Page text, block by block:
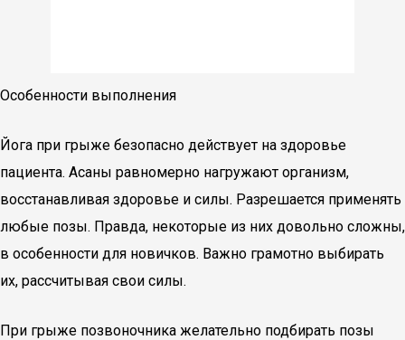
Особенности выполнения
Йога при грыже безопасно действует на здоровье
пациента. Асаны равномерно нагружают организм,
восстанавливая здоровье и силы. Разрешается применять
любые позы. Правда, некоторые из них довольно сложны,
в особенности для новичков. Важно грамотно выбирать
их, рассчитывая свои силы.
При грыже позвоночника желательно подбирать позы